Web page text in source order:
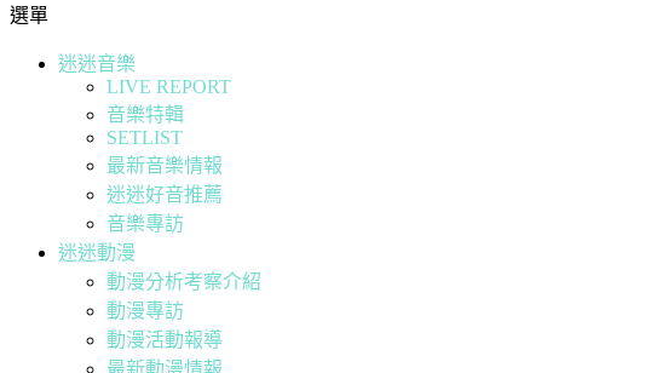
選單
迷迷音樂
LIVE REPORT
音樂特輯
SETLIST
最新音樂情報
迷迷好音推薦
音樂專訪
迷迷動漫
動漫分析考察介紹
動漫專訪
動漫活動報導
最新動漫情報